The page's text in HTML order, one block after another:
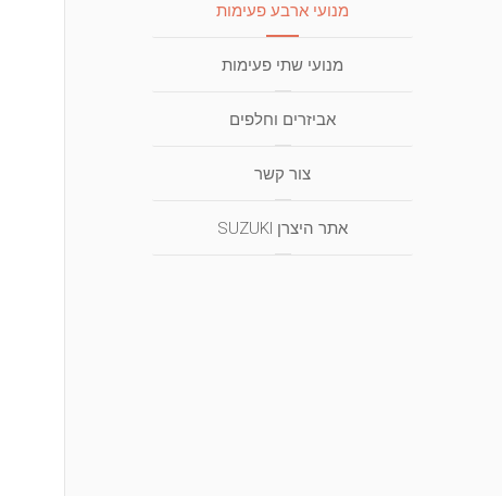
מנועי ארבע פעימות
מנועי שתי פעימות
אביזרים וחלפים
צור קשר
אתר היצרן SUZUKI